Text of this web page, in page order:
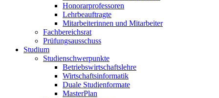
Honorarprofessoren
Lehrbeauftragte
Mitarbeiterinnen und Mitarbeiter
Fachbereichsrat
Prüfungsausschuss
Studium
Studienschwerpunkte
Betriebswirtschaftslehre
Wirtschaftsinformatik
Duale Studienformate
MasterPlan